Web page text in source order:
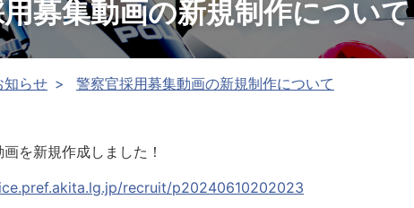
募集動画の新規制作について
知らせ 警察官採用募集動画の新規制作について
を新規作成しました！
recruit/p20240610202023